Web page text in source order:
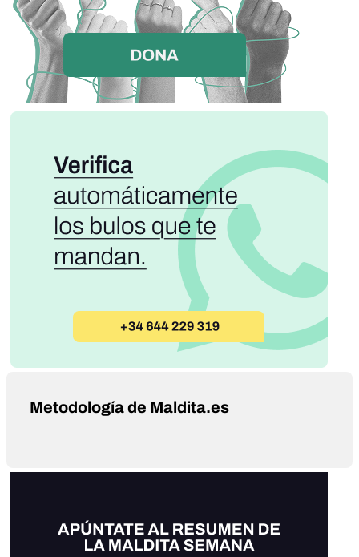
Metodología de Maldita.es